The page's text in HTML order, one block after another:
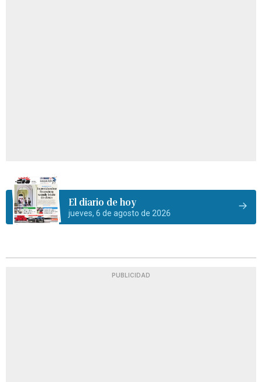
El diario de hoy
jueves, 6 de agosto de 2026
PUBLICIDAD